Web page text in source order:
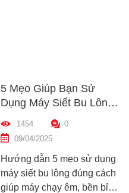
5 Mẹo Giúp Bạn Sử
Dụng Máy Siết Bu Lông
Đúng Cách – Bền Máy,
Hiệu Quả Cao
1454
0
09/04/2025
Hướng dẫn 5 mẹo sử dụng
máy siết bu lông đúng cách
giúp máy chạy êm, bền bỉ